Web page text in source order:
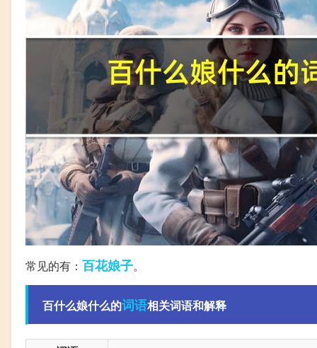
常见的有： 百花娘子。
百什么娘什么的词语相关词语和解释